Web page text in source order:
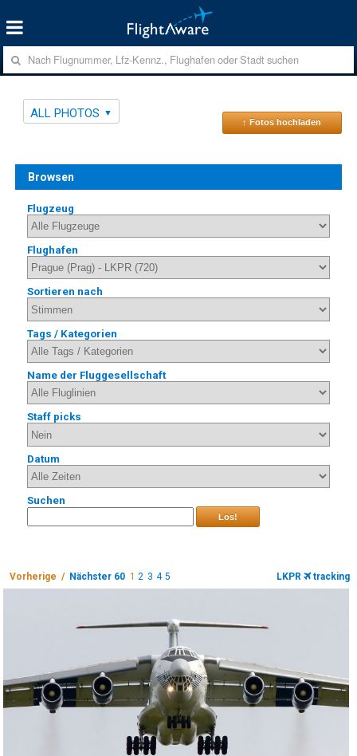
ALL PHOTOS
↑ Fotos hochladen
Browsen
Flugzeug
Flughafen
Sortieren nach
Tags / Kategorien
Name der Fluggesellschaft
Staff picks
Datum
Suchen
Los!
Vorherige / Nächster 60 1 2 3 4 5 LKPR tracking